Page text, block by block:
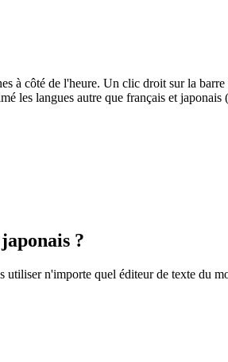
à côté de l'heure. Un clic droit sur la
les langues autre que français et
?
utiliser n'importe quel éditeur de texte du